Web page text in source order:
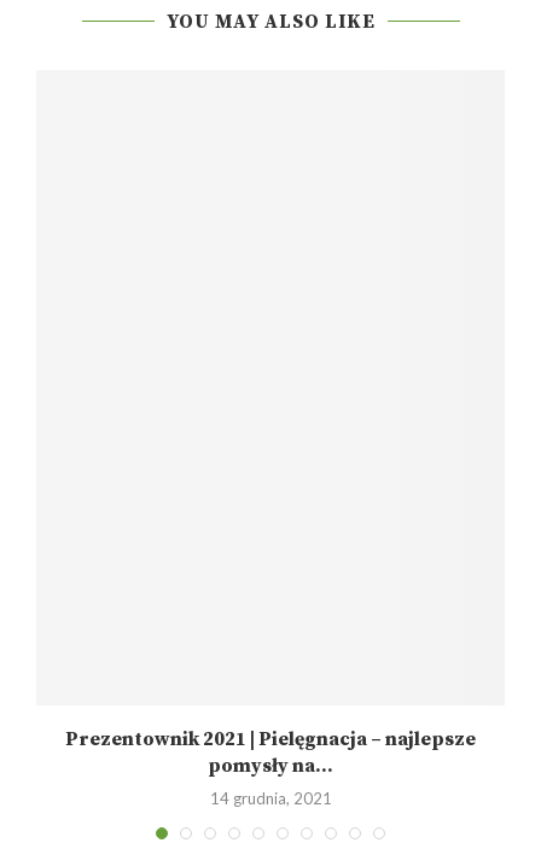
YOU MAY ALSO LIKE
Prezentownik 2021 | Pielęgnacja – najlepsze
pomysły na...
14 grudnia, 2021